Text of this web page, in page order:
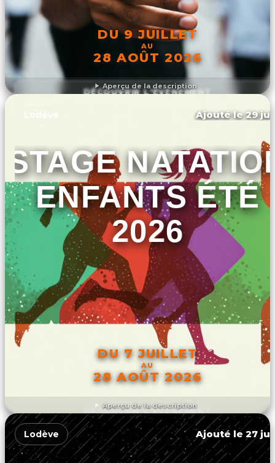
Aperçu de la description
DU 9 JUILLET
AU
28 AOÛT 2026
DÉCOUVRIR L'ÉVÉNEMENT
Aperçu de la description
Lodève Ajouté le 29
STAGE
ENFANTS ÉTÉ
2026
DU 7 JUILLET
AU
28 AOÛT 2026
DÉCOUVRIR L'ÉVÉNEMENT
Lodève Ajouté le 27